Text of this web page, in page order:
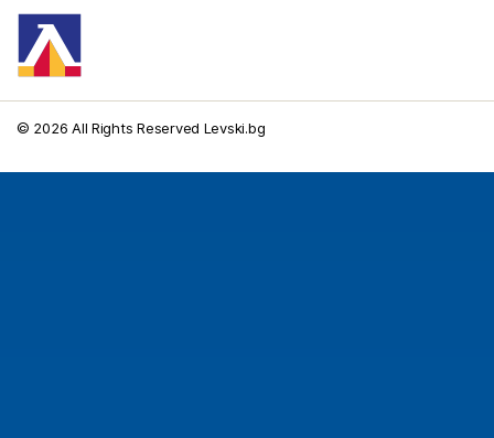
© 2026 All Rights Reserved Levski.bg